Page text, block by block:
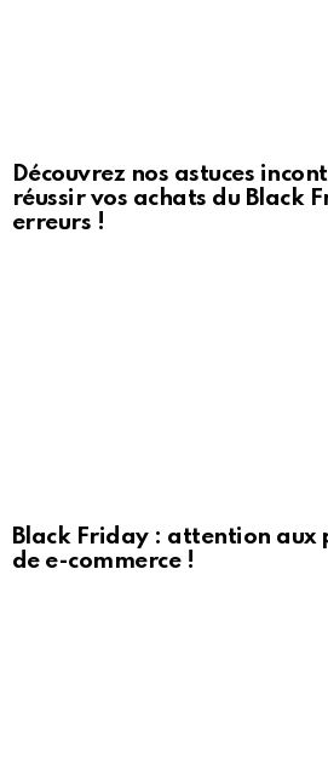
Découvrez nos astuces
réussir vos achats du Black
erreurs !
Black Friday : attention aux
de e-commerce !